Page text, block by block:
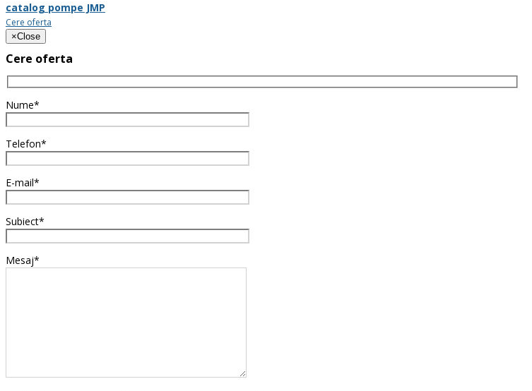
catalog pompe JMP
Cere oferta
×Close
Cere oferta
Nume*
Telefon*
E-mail*
Subiect*
Mesaj*